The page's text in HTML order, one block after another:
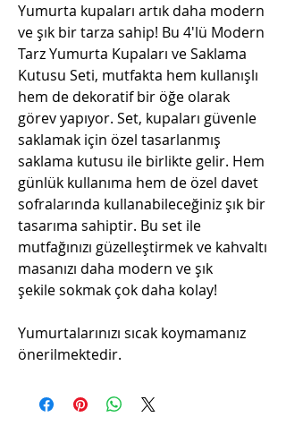
Yumurta kupaları artık daha modern
ve şık bir tarza sahip! Bu 4'lü Modern
Tarz Yumurta Kupaları ve Saklama
Kutusu Seti, mutfakta hem kullanışlı
hem de dekoratif bir öğe olarak
görev yapıyor. Set, kupaları güvenle
saklamak için özel tasarlanmış
saklama kutusu ile birlikte gelir. Hem
günlük kullanıma hem de özel davet
sofralarında kullanabileceğiniz şık bir
tasarıma sahiptir. Bu set ile
mutfağınızı güzelleştirmek ve kahvaltı
masanızı daha modern ve şık
şekile sokmak çok daha kolay!
Yumurtalarınızı sıcak koymamanız
önerilmektedir.